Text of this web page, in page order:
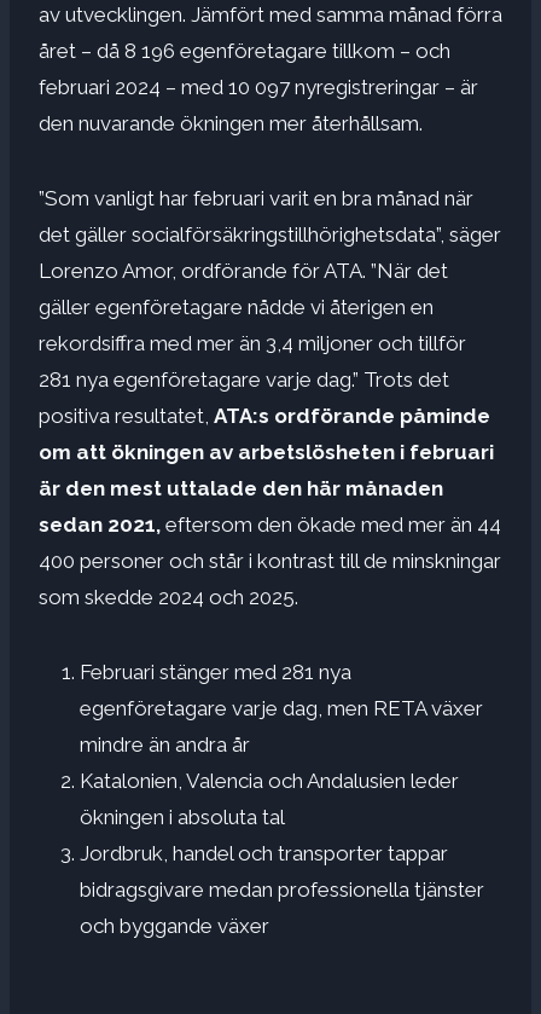
av utvecklingen. Jämfört med samma månad förra
året – då 8 196 egenföretagare tillkom – och
februari 2024 – med 10 097 nyregistreringar – är
den nuvarande ökningen mer återhållsam.
”Som vanligt har februari varit en bra månad när
det gäller socialförsäkringstillhörighetsdata”, säger
Lorenzo Amor, ordförande för ATA. ”När det
gäller egenföretagare nådde vi återigen en
rekordsiffra med mer än 3,4 miljoner och tillför
281 nya egenföretagare varje dag.” Trots det
positiva resultatet, ATA:s ordförande påminde
om att ökningen av arbetslösheten i februari
är den mest uttalade den här månaden
sedan 2021, eftersom den ökade med mer än 44
400 personer och står i kontrast till de minskningar
som skedde 2024 och 2025.
Februari stänger med 281 nya
egenföretagare varje dag, men RETA växer
mindre än andra år
Katalonien, Valencia och Andalusien leder
ökningen i absoluta tal
Jordbruk, handel och transporter tappar
bidragsgivare medan professionella tjänster
och byggande växer